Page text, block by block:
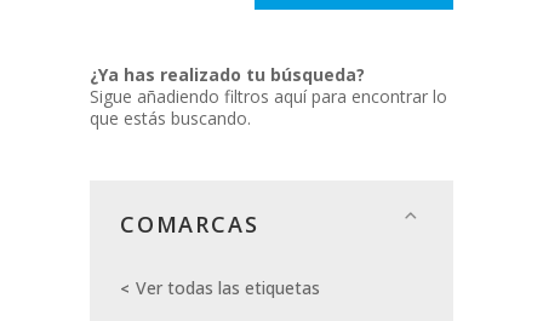
¿Ya has realizado tu búsqueda?
Sigue añadiendo filtros aquí para encontrar lo
que estás buscando.
COMARCAS
Ver todas las etiquetas